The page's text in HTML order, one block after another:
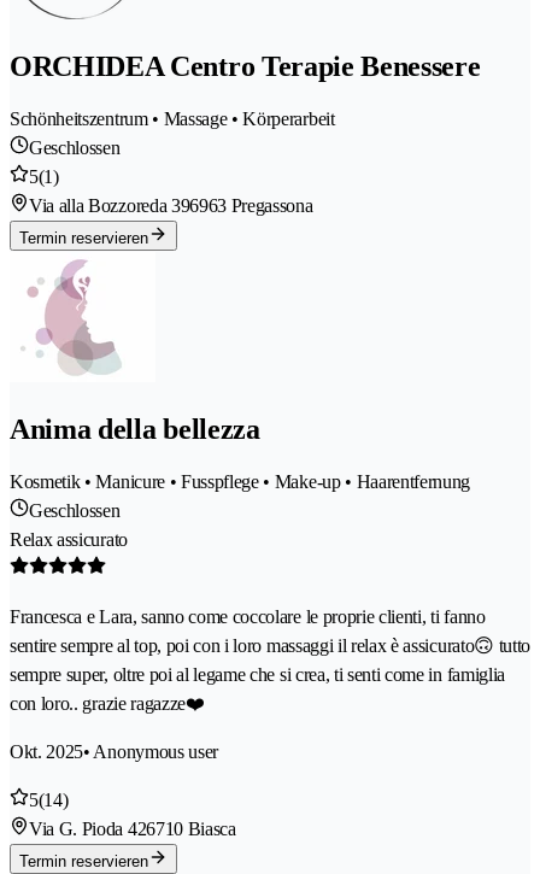
ORCHIDEA Centro Terapie Benessere
Schönheitszentrum • Massage • Körperarbeit
Geschlossen
5(1)
Via alla Bozzoreda 396963 Pregassona
Termin reservieren
Anima della bellezza
Kosmetik • Manicure • Fusspflege • Make-up • Haarentfernung
Geschlossen
Relax assicurato
Francesca e Lara, sanno come coccolare le proprie clienti, ti fanno
sentire sempre al top, poi con i loro massaggi il relax è assicurato🙃 tutto
sempre super, oltre poi al legame che si crea, ti senti come in famiglia
con loro.. grazie ragazze❤️
Okt. 2025• Anonymous user
5(14)
Via G. Pioda 426710 Biasca
Termin reservieren